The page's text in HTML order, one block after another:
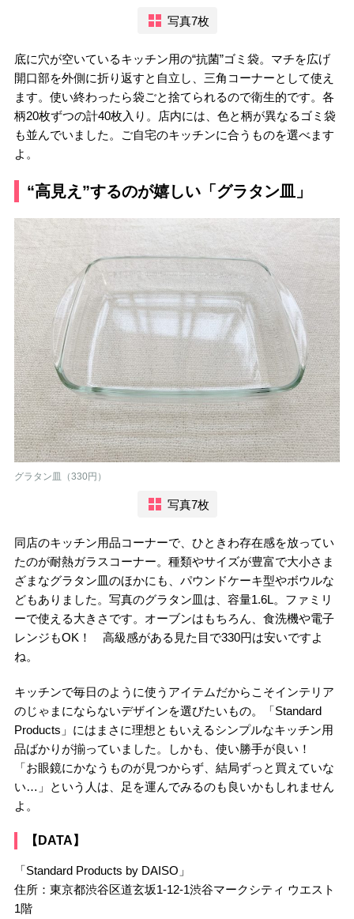
写真7枚
底に穴が空いているキッチン用の“抗菌”ゴミ袋。マチを広げ
開口部を外側に折り返すと自立し、三角コーナーとして使え
ます。使い終わったら袋ごと捨てられるので衛生的です。各
柄20枚ずつの計40枚入り。店内には、色と柄が異なるゴミ袋
も並んでいました。ご自宅のキッチンに合うものを選べます
よ。
“高見え”するのが嬉しい「グラタン皿」
グラタン皿（330円）
写真7枚
同店のキッチン用品コーナーで、ひときわ存在感を放ってい
たのが耐熱ガラスコーナー。種類やサイズが豊富で大小さま
ざまなグラタン皿のほかにも、パウンドケーキ型やボウルな
どもありました。写真のグラタン皿は、容量1.6L。ファミリ
ーで使える大きさです。オーブンはもちろん、食洗機や電子
レンジもOK！ 高級感がある見た目で330円は安いですよ
ね。
キッチンで毎日のように使うアイテムだからこそインテリア
のじゃまにならないデザインを選びたいもの。「Standard
Products」にはまさに理想ともいえるシンプルなキッチン用
品ばかりが揃っていました。しかも、使い勝手が良い！
「お眼鏡にかなうものが見つからず、結局ずっと買えていな
い…」という人は、足を運んでみるのも良いかもしれません
よ。
【DATA】
「Standard Products by DAISO」
住所：東京都渋谷区道玄坂1-12-1渋谷マークシティ ウエスト
1階